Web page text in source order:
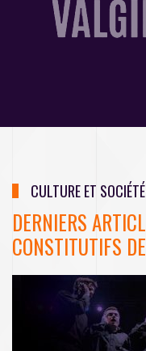
CULTURE ET SOCIÉTÉ
DERNIERS
CONSTITUTIFS